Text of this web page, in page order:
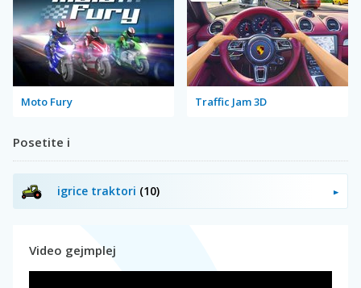
Moto Fury Traffic Jam 3D
Posetite i
igrice traktori (10)
Video gejmplej